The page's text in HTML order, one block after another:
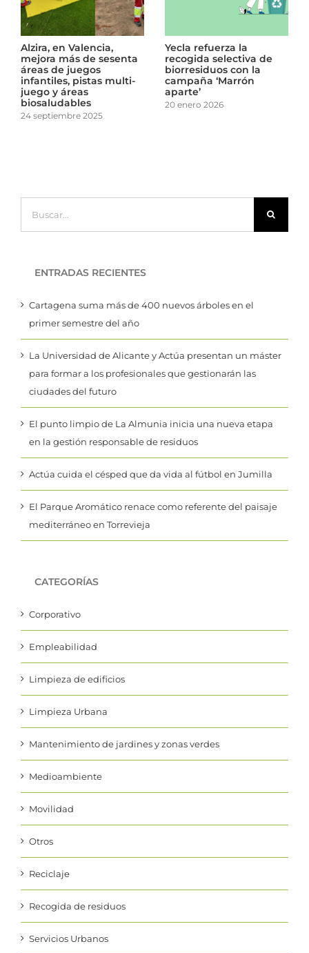
en Valencia,
más de sesenta
de juegos
pistas multi-
y áreas
septiembre 2025
Yecla refuerza la
recogida selectiva de
biorresiduos con la
campaña ‘Marrón
aparte’
20 enero 2026
ENTRADAS RECIENTES
Cartagena suma más de 400 nuevos árboles en el
primer semestre del año
La Universidad de Alicante y Actúa presentan un máster
para formar a los profesionales que gestionarán las
ciudades del futuro
El punto limpio de La Almunia inicia una nueva etapa
en la gestión responsable de residuos
Actúa cuida el césped que da vida al fútbol en Jumilla
El Parque Aromático renace como referente del paisaje
mediterráneo en Torrevieja
CATEGORÍAS
Corporativo
Empleabilidad
Limpieza de edificios
Limpieza Urbana
Mantenimiento de jardines y zonas verdes
Medioambiente
Movilidad
Otros
Reciclaje
Recogida de residuos
Servicios Urbanos